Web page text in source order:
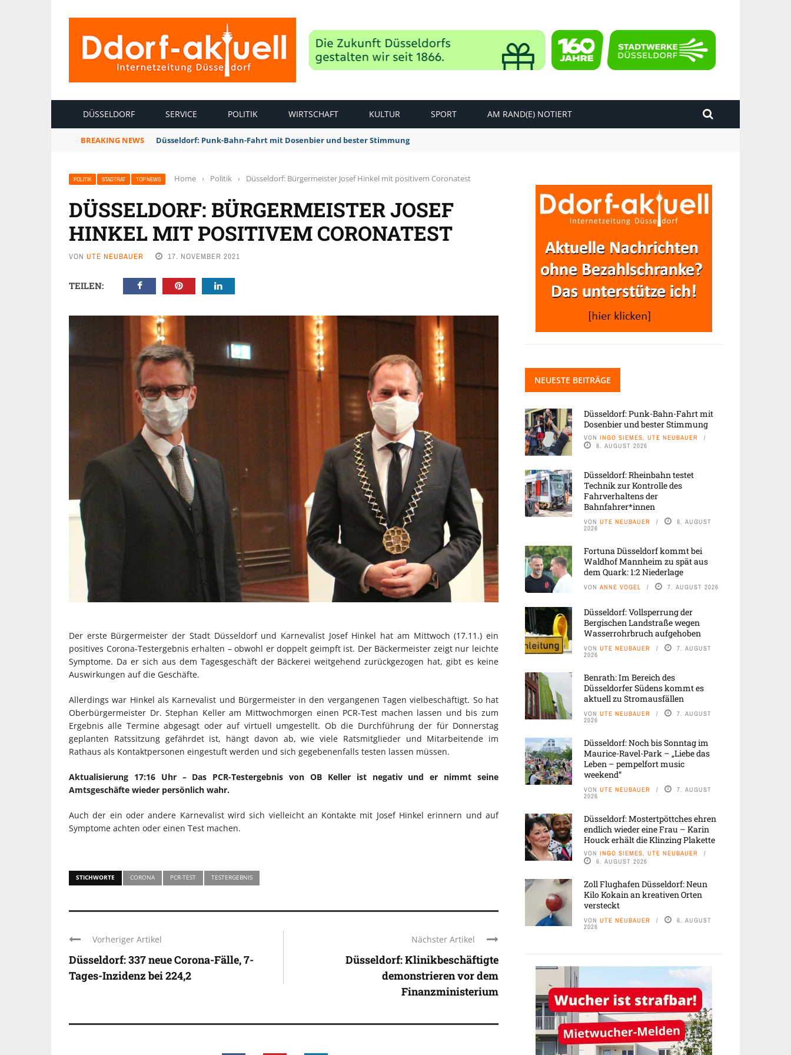
DÜSSELDORF SERVICE POLITIK WIRTSCHAFT KULTUR SPORT AM RAND(E) NOTIERT
BREAKING NEWS Düsseldorf: Punk-Bahn-Fahrt mit Dosenbier und bester Stimmung
POLITIK STADTRAT TOP NEWS Home › Politik › Düsseldorf: Bürgermeister Josef Hinkel mit positivem Coronatest
DÜSSELDORF: BÜRGERMEISTER JOSEF
HINKEL MIT POSITIVEM CORONATEST
VON UTE NEUBAUER 17. NOVEMBER 2021
TEILEN:
Der erste Bürgermeister der Stadt Düsseldorf und Karnevalist Josef Hinkel hat am Mittwoch (17.11.) ein
positives Corona-Testergebnis erhalten – obwohl er doppelt geimpft ist. Der Bäckermeister zeigt nur leichte
Symptome. Da er sich aus dem Tagesgeschäft der Bäckerei weitgehend zurückgezogen hat, gibt es keine
Auswirkungen auf die Geschäfte.
Allerdings war Hinkel als Karnevalist und Bürgermeister in den vergangenen Tagen vielbeschäftigt. So hat
Oberbürgermeister Dr. Stephan Keller am Mittwochmorgen einen PCR-Test machen lassen und bis zum
Ergebnis alle Termine abgesagt oder auf virtuell umgestellt. Ob die Durchführung der für Donnerstag
geplanten Ratssitzung gefährdet ist, hängt davon ab, wie viele Ratsmitglieder und Mitarbeitende im
Rathaus als Kontaktpersonen eingestuft werden und sich gegebenenfalls testen lassen müssen.
Aktualisierung 17:16 Uhr – Das PCR-Testergebnis von OB Keller ist negativ und er nimmt seine
Amtsgeschäfte wieder persönlich wahr.
Auch der ein oder andere Karnevalist wird sich vielleicht an Kontakte mit Josef Hinkel erinnern und auf
Symptome achten oder einen Test machen.
STICHWORTE CORONA PCR-TEST TESTERGEBNIS
Vorheriger Artikel
Düsseldorf: 337 neue Corona-Fälle, 7-
Tages-Inzidenz bei 224,2
Nächster Artikel
Düsseldorf: Klinikbeschäftigte
demonstrieren vor dem
Finanzministerium
NEUESTE BEITRÄGE
Düsseldorf: Punk-Bahn-Fahrt mit
Dosenbier und bester Stimmung
VON INGO SIEMES, UTE NEUBAUER
8. AUGUST 2026
Düsseldorf: Rheinbahn testet
Technik zur Kontrolle des
Fahrverhaltens der
Bahnfahrer*innen
VON UTE NEUBAUER 8. AUGUST
2026
Fortuna Düsseldorf kommt bei
Waldhof Mannheim zu spät aus
dem Quark: 1:2 Niederlage
VON ANNE VOGEL 7. AUGUST 2026
Düsseldorf: Vollsperrung der
Bergischen Landstraße wegen
Wasserrohrbruch aufgehoben
VON UTE NEUBAUER 7. AUGUST
2026
Benrath: Im Bereich des
Düsseldorfer Südens kommt es
aktuell zu Stromausfällen
VON UTE NEUBAUER 7. AUGUST
2026
Düsseldorf: Noch bis Sonntag im
Maurice-Ravel-Park – „Liebe das
Leben – pempelfort music
weekend“
VON UTE NEUBAUER 7. AUGUST
2026
Düsseldorf: Mostertpöttches ehren
endlich wieder eine Frau – Karin
Houck erhält die Klinzing Plakette
VON INGO SIEMES, UTE NEUBAUER
6. AUGUST 2026
Zoll Flughafen Düsseldorf: Neun
Kilo Kokain an kreativen Orten
versteckt
VON UTE NEUBAUER 6. AUGUST
2026